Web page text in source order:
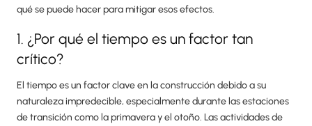
qué se puede hacer para mitigar esos efectos.
1. ¿Por qué el tiempo es un factor tan
crítico?
El tiempo es un factor clave en la construcción debido a su
naturaleza impredecible, especialmente durante las estaciones
de transición como la primavera y el otoño. Las actividades de